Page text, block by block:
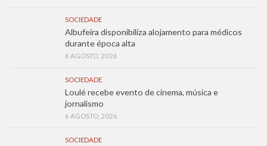
SOCIEDADE
Albufeira disponibiliza alojamento para médicos
durante época alta
6 AGOSTO, 2026
SOCIEDADE
Loulé recebe evento de cinema, música e
jornalismo
6 AGOSTO, 2026
SOCIEDADE